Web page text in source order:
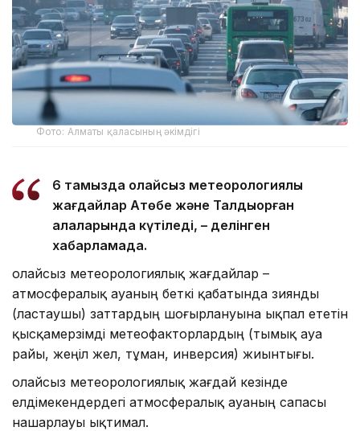
Фото: Алматы қаласының әкімдігі
6 тамызда қолайсыз метеорологиялық
жағдайлар Ақтөбе және Талдықорған
қалаларында күтіледі, – делінген
хабарламада.
Қолайсыз метеорологиялық жағдайлар –
атмосфералық ауаның беткі қабатында зиянды
(ластаушы) заттардың шоғырлануына ықпал ететін
қысқамерзімді метеофакторлардың (тымық ауа
райы, жеңіл жел, тұман, инверсия) жиынтығы.
Қолайсыз метеорологиялық жағдай кезінде
елдімекендердегі атмосфералық ауаның сапасы
нашарлауы ықтимал.